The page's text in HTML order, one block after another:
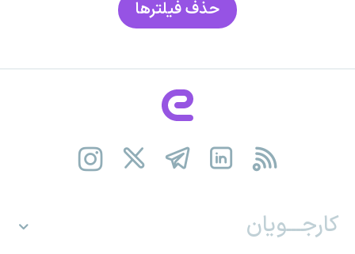
حذف فیلتر‌ها
کارجـــویان